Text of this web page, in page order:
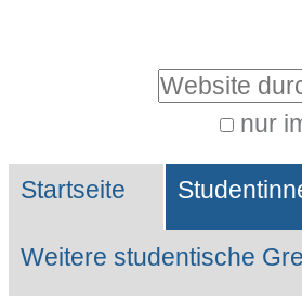
Website durchsuchen
nur
Suche…
Sektionen
Startseite
Weitere studentische